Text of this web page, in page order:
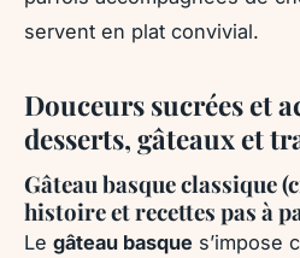
servent en plat convivial.
Douceurs sucrées et
desserts, gâteaux et
Gâteau basque classique
histoire et recettes pas à
Le gâteau basque s’impose